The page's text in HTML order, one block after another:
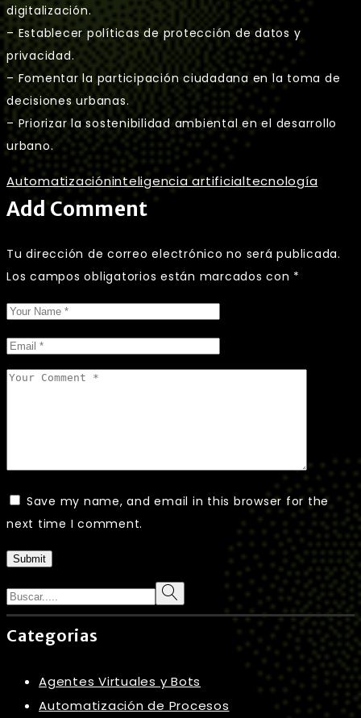
digitalización.
– Establecer políticas de protección de datos y
privacidad.
– Fomentar la participación ciudadana en la toma de
decisiones urbanas.
– Priorizar la sostenibilidad ambiental en el desarrollo
urbano.
Automatizacióninteligencia artificialtecnología
Add Comment
Tu dirección de correo electrónico no será publicada.
Los campos obligatorios están marcados con *
Save my name, and email in this browser for the
next time I comment.
Submit
Search
Categorias
Agentes Virtuales y Bots
Automatización de Procesos